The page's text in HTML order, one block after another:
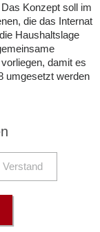
Konzept soll im
die das Internat
Haushaltslage
damit es
umgesetzt werden